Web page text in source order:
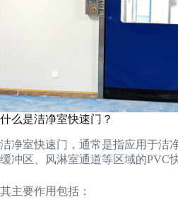
什么是洁净室快速门？
洁净室快速门，通常是指应用于洁
缓冲区、风淋室通道等区域的PVC
其主要作用包括：